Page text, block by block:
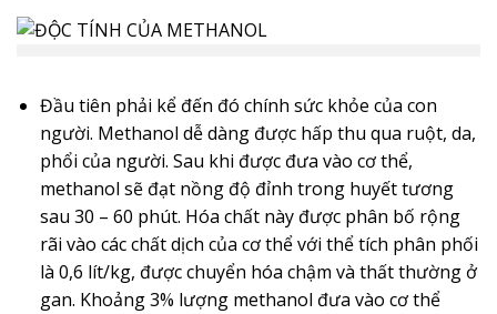
Đầu tiên phải kể đến đó chính sức khỏe của con
người. Methanol dễ dàng được hấp thu qua ruột, da,
phổi của người. Sau khi được đưa vào cơ thể,
methanol sẽ đạt nồng độ đỉnh trong huyết tương
sau 30 – 60 phút. Hóa chất này được phân bố rộng
rãi vào các chất dịch của cơ thể với thể tích phân phối
là 0,6 lít/kg, được chuyển hóa chậm và thất thường ở
gan. Khoảng 3% lượng methanol đưa vào cơ thể